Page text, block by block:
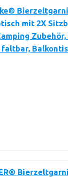
mit 2X
faltbar,